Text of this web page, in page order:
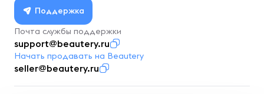
Поддержка
Почта службы поддержки
support@beautery.ru
Начать продавать на Beautery
seller@beautery.ru